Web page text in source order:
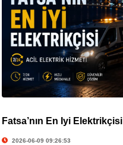
Fatsa’nın En İyi Elektrikçisi
2026-06-09 09:26:53